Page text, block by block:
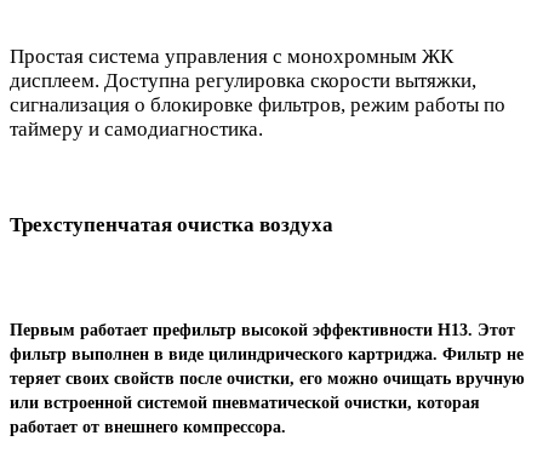
Простая система управления с монохромным ЖК
дисплеем. Доступна регулировка скорости вытяжки,
сигнализация о блокировке фильтров, режим работы по
таймеру и самодиагностика.
Трехступенчатая очистка воздуха
Первым работает префильтр высокой эффективности H13. Этот
фильтр выполнен в виде цилиндрического картриджа. Фильтр не
теряет своих свойств после очистки, его можно очищать вручную
или встроенной системой пневматической очистки, которая
работает от внешнего компрессора.